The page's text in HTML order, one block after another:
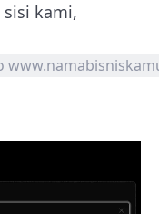
kami,